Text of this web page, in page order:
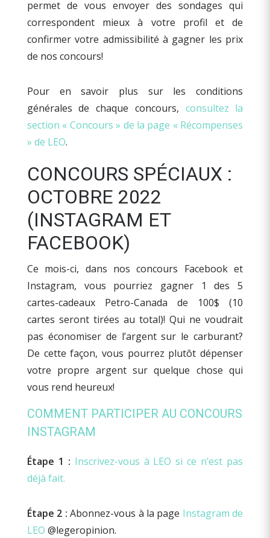
permet de vous envoyer des sondages qui
correspondent mieux à votre profil et de
confirmer votre admissibilité à gagner les prix
de nos concours!
Pour en savoir plus sur les conditions
générales de chaque concours, consultez la
section « Concours » de la page « Récompenses
» de LEO.
CONCOURS SPÉCIAUX :
OCTOBRE 2022
(INSTAGRAM ET
FACEBOOK)
Ce mois-ci, dans nos concours Facebook et
Instagram, vous pourriez gagner 1 des 5
cartes-cadeaux Petro-Canada de 100$ (10
cartes seront tirées au total)! Qui ne voudrait
pas économiser de l’argent sur le carburant?
De cette façon, vous pourrez plutôt dépenser
votre propre argent sur quelque chose qui
vous rend heureux!
COMMENT PARTICIPER AU CONCOURS
INSTAGRAM
Étape 1 : Inscrivez-vous à LEO si ce n’est pas
déjà fait.
Étape 2 :Abonnez-vous à la page Instagram de
LEO @legeropinion.